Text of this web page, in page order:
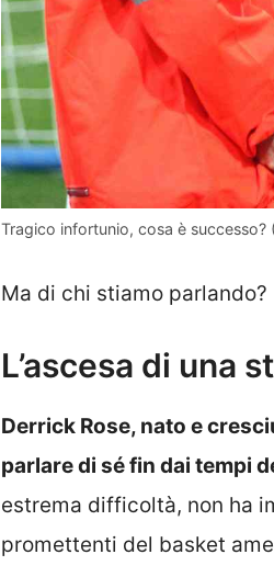
Tragico infortunio, cosa è successo?
Ma di chi stiamo parlando?
L’ascesa di una
Derrick Rose, nato e
parlare di sé fin dai tempi
estrema difficoltà, non ha
promettenti del basket